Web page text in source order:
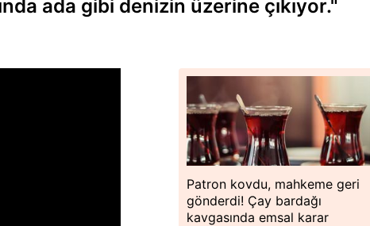
ada gibi denizin üzerine çıkıyor."
Patron kovdu, mahkeme geri
gönderdi! Çay bardağı
kavgasında emsal karar